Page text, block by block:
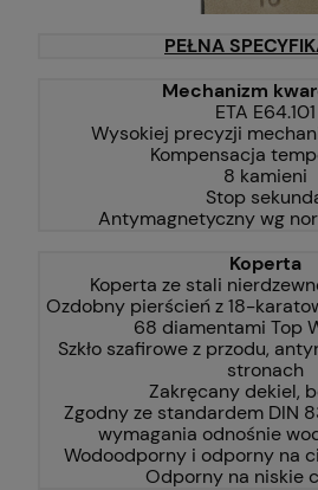
PEŁNA
Mechanizm
ETA E64.101
Wysokiej precyzji
Kompensacja
8 kamieni
Stop
Antymagnetyczny wg
Koperta
Koperta ze stali
Ozdobny pierścień z 18-
68 diamentami Top
Szkło szafirowe z przodu,
stronach
Zakręcany dekiel,
Zgodny ze standardem DIN
wymagania odnośnie
Wodoodporny i odporny na
Odporny na niskie